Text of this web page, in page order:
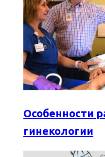
Особенности
гинекологии